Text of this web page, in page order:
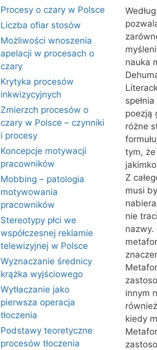
nauka
poezją
różne
tym,
Z
musi
nie
nazwy.
innym
kiedy
Procesy o czary w Polsce
Liczba ofiar stosów
Możliwości wnoszenia
apelacji w procesach o
czary
Krytyka procesów
inkwizycyjnych
Zmierzch procesów o
czary w Polsce – czynniki
i procesy
Koncepcje motywacji
pracowników
Mobbing – patologia
motywowania
pracowników
Stereotypy płci we
współczesnej reklamie
telewizyjnej w Polsce
Wyznaczanie średnicy
krążka wyjściowego
Wytłaczanie jako
pierwsza operacja
tłoczenia
Podstawy teoretyczne
procesów tłoczenia